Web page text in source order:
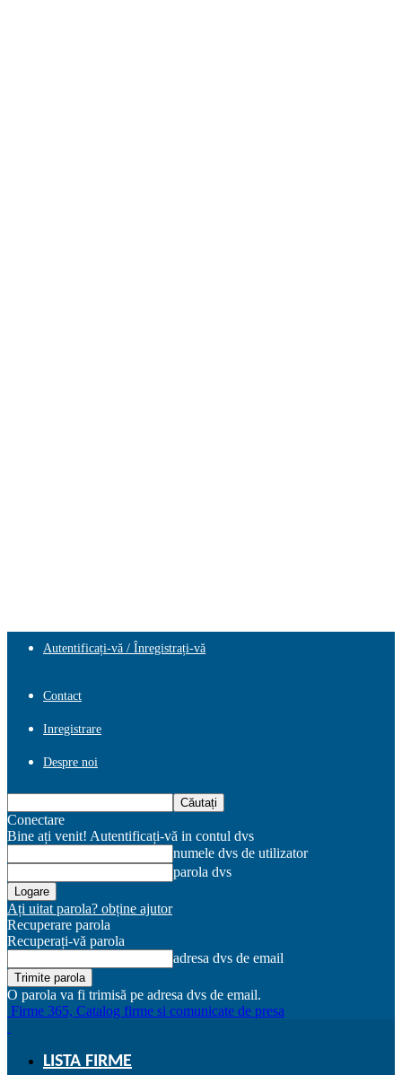
Autentificați-vă / Înregistrați-vă
Contact
Inregistrare
Despre noi
Conectare
Bine ați venit! Autentificați-vă in contul dvs
numele dvs de utilizator
parola dvs
Ați uitat parola? obține ajutor
Recuperare parola
Recuperați-vă parola
adresa dvs de email
O parola va fi trimisă pe adresa dvs de email.
Firme 365, Catalog firme si comunicate de presa
LISTA FIRME